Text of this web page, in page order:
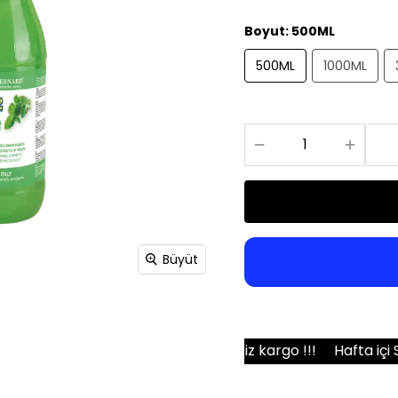
Büyüt
Boyut: 500ML
500ML
1000ML
Hafta içi Saat 15:00’e